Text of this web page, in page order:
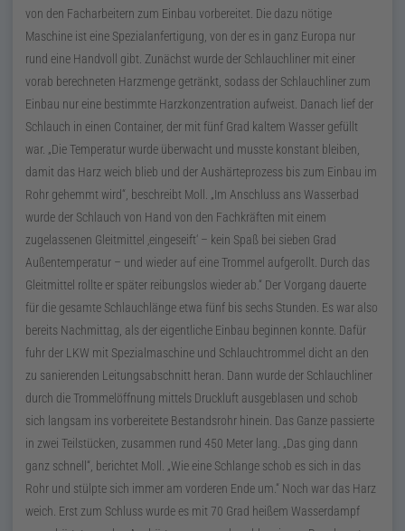
von den Facharbeitern zum Einbau vorbereitet. Die dazu nötige
Maschine ist eine Spezialanfertigung, von der es in ganz Europa nur
rund eine Handvoll gibt. Zunächst wurde der Schlauchliner mit einer
vorab berechneten Harzmenge getränkt, sodass der Schlauchliner zum
Einbau nur eine bestimmte Harzkonzentration aufweist. Danach lief der
Schlauch in einen Container, der mit fünf Grad kaltem Wasser gefüllt
war. Die Temperatur wurde überwacht und musste konstant bleiben,
damit das Harz weich blieb und der Aushärteprozess bis zum Einbau im
Rohr gehemmt wird , beschreibt Moll. Im Anschluss ans Wasserbad
wurde der Schlauch von Hand von den Fachkräften mit einem
zugelassenen Gleitmittel eingeseift – kein Spaß bei sieben Grad
Außentemperatur – und wieder auf eine Trommel aufgerollt. Durch das
Gleitmittel rollte er später reibungslos wieder ab. Der Vorgang dauerte
für die gesamte Schlauchlänge etwa fünf bis sechs Stunden. Es war also
bereits Nachmittag, als der eigentliche Einbau beginnen konnte. Dafür
fuhr der LKW mit Spezialmaschine und Schlauchtrommel dicht an den
zu sanierenden Leitungsabschnitt heran. Dann wurde der Schlauchliner
durch die Trommelöffnung mittels Druckluft ausgeblasen und schob
sich langsam ins vorbereitete Bestandsrohr hinein. Das Ganze passierte
in zwei Teilstücken, zusammen rund 450 Meter lang. Das ging dann
ganz schnell
, berichtet Moll. Wie eine Schlange schob es sich in das
Rohr und stülpte sich immer am vorderen Ende um. Noch war das Harz
weich. Erst zum Schluss wurde es mit 70 Grad heißem Wasserdampf